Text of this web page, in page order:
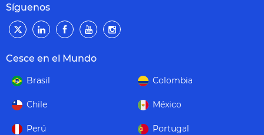
Síguenos
Cesce en el Mundo
Brasil Colombia
Chile México
Perú Portugal